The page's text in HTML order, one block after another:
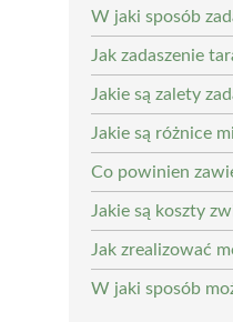
W jaki sposób
Jak zadaszenie
Jakie są zalety
Jakie są różnice
Co powinien
Jakie są koszty
Jak zrealizować
W jaki sposób